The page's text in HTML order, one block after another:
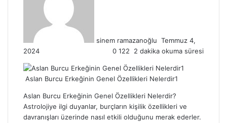
sinem ramazanoğlu Temmuz 4,
2024
0 122 2 dakika okuma süresi
Aslan Burcu Erkeğinin Genel Özellikleri Nelerdir1
Aslan Burcu Erkeğinin Genel Özellikleri Nelerdir?
Astrolojiye ilgi duyanlar, burçların kişilik özellikleri ve
davranışları üzerinde nasıl etkili olduğunu merak ederler.